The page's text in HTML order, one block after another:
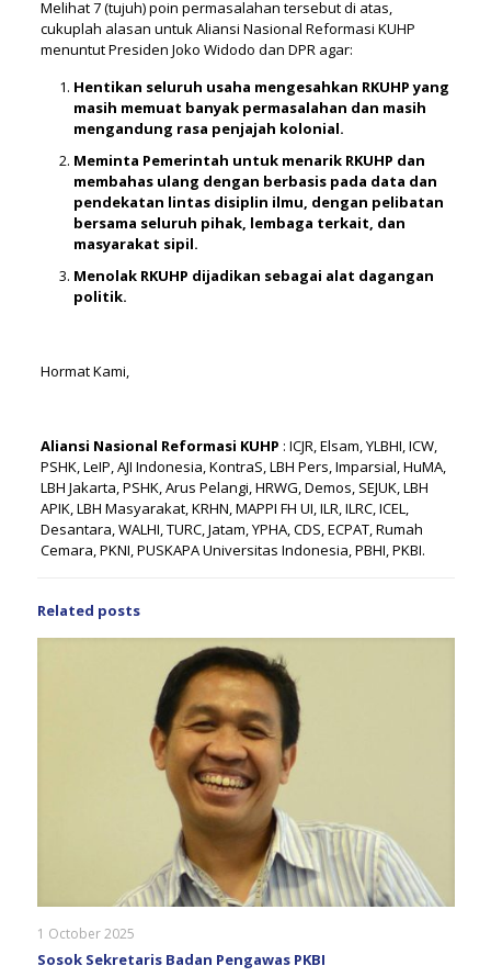
Melihat 7 (tujuh) poin permasalahan tersebut di atas,
cukuplah alasan untuk Aliansi Nasional Reformasi KUHP
menuntut Presiden Joko Widodo dan DPR agar:
Hentikan seluruh usaha mengesahkan RKUHP yang
masih memuat banyak permasalahan dan masih
mengandung rasa penjajah kolonial.
Meminta Pemerintah untuk menarik RKUHP dan
membahas ulang dengan berbasis pada data dan
pendekatan lintas disiplin ilmu, dengan pelibatan
bersama seluruh pihak, lembaga terkait, dan
masyarakat sipil.
Menolak RKUHP dijadikan sebagai alat dagangan
politik.
Hormat Kami,
Aliansi Nasional Reformasi KUHP : ICJR, Elsam, YLBHI, ICW,
PSHK, LeIP, AJI Indonesia, KontraS, LBH Pers, Imparsial, HuMA,
LBH Jakarta, PSHK, Arus Pelangi, HRWG, Demos, SEJUK, LBH
APIK, LBH Masyarakat, KRHN, MAPPI FH UI, ILR, ILRC, ICEL,
Desantara, WALHI, TURC, Jatam, YPHA, CDS, ECPAT, Rumah
Cemara, PKNI, PUSKAPA Universitas Indonesia, PBHI, PKBI.
Related posts
1 October 2025
Sosok Sekretaris Badan Pengawas PKBI